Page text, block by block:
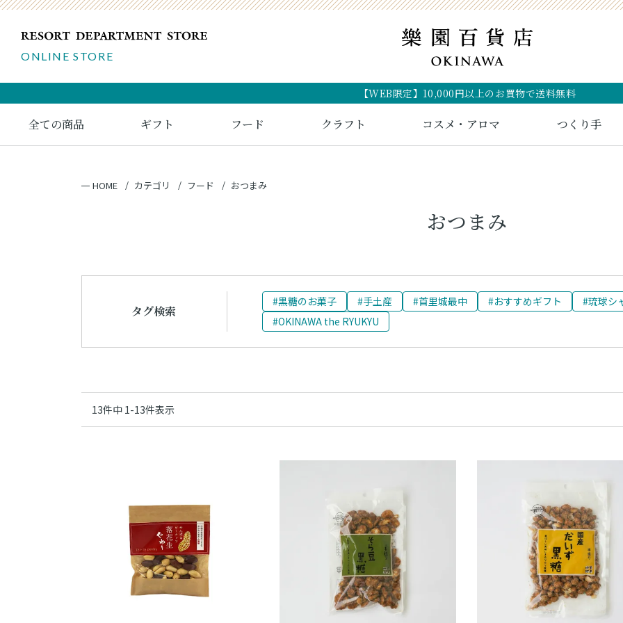
ONLINE STORE
【WEB限定】10,000円以上のお買物で送料無料
全ての商品 ギフト フード クラフト コスメ・アロマ つくり手
HOME カテゴリ フード おつまみ
おつまみ
タグ検索
#黒糖のお菓子 #手土産 #首里城最中 #おすすめギフト
#琉球シ
#OKINAWA the RYUKYU
13件中 1-13件表示